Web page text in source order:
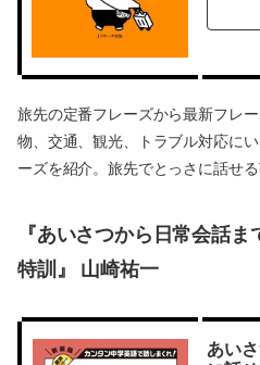
旅先の定番フレーズから最新フレ
物、交通、観光、トラブル対応に
ーズを紹介。旅先でとっさに話せ
『あいさつから日常会話
特訓』 山崎祐一
あい